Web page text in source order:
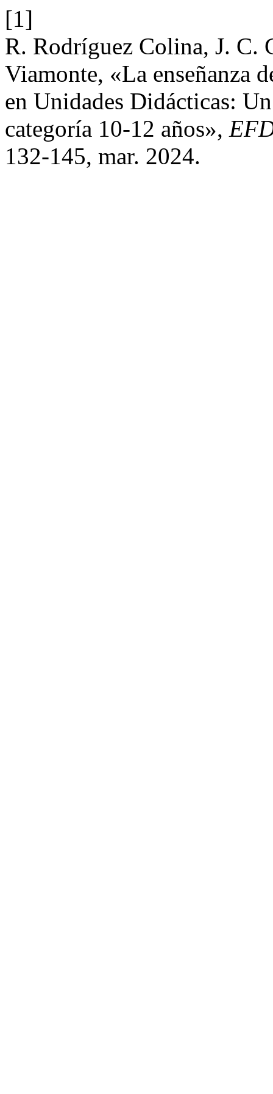
[1]
R. Rodríguez Colina, J. C.
Viamonte, «La enseñanza
en Unidades Didácticas:
categoría 10-12 años»,
132-145, mar. 2024.